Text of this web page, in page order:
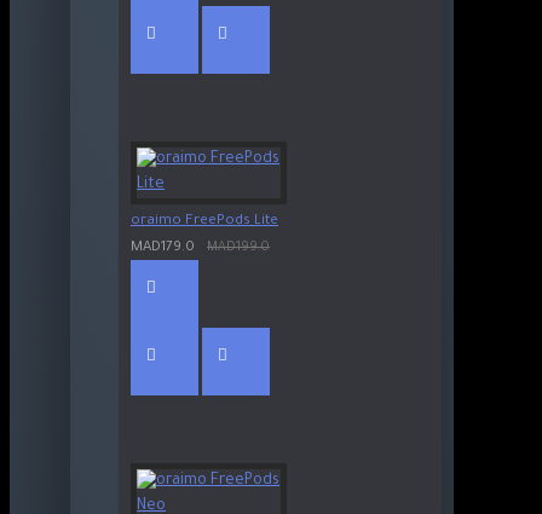
oraimo FreePods Lite
MAD179.0
MAD199.0